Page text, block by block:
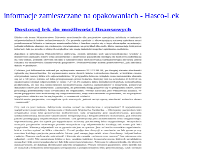
informacje zamieszczane na opakowaniach - Hasco-Lek